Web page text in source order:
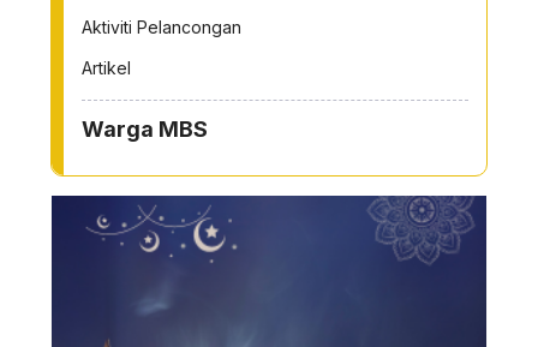
Aktiviti Pelancongan
Artikel
Warga MBS